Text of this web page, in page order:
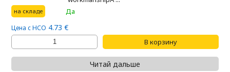
на складе Дa
Цена с НСО 4.73 €
Читай дальше